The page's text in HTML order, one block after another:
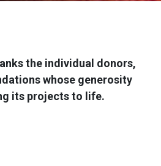
the individual donors,
whose generosity
its projects to life.